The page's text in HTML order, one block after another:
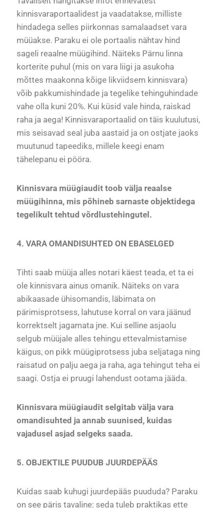
kinnisvaraportaalidest ja vaadatakse, milliste
hindadega selles piirkonnas samalaadset vara
müüakse. Paraku ei ole portaalis nähtav hind
sageli reaalne müügihind. Näiteks Pärnu linna
korterite puhul (mis on vara liigi ja asukoha
mõttes maakonna kõige likviidsem kinnisvara)
võib pakkumishindade ja tegelike tehinguhindade
vahe olla kuni 20%. Kui küsid vale hinda, raiskad
raha ja aega! Kinnisvaraportaalid on täis kuulutusi,
mis seisavad seal juba aastaid ja on ostjate jaoks
muutunud tapeediks, millele keegi enam
tähelepanu ei pööra.
Kinnisvara müügiaudit toob välja reaalse
müügihinna, mis põhineb sarnaste objektidega
tegelikult tehtud võrdlustehingutel.
4. VARA OMANDISUHTED ON EBASELGED
Tihti saab müüja alles notari käest teada, et ta ei
ole kinnisvara ainus omanik. Näiteks on vara
abikaasade ühisomandis, läbimata on
pärimisprotsess, lahutuse korral on vara jäänud
korrektselt jagamata jne. Kui selline asjaolu
selgub müüjale alles tehingu ettevalmistamise
käigus, on pikk müügiprotsess juba seljataga ning
raisatud on palju aega ja raha, aga tehingut teha ei
saagi. Ostja ei pruugi lahendust ootama jääda.
Kinnisvara müügiaudit selgitab välja vara
omandisuhted ja annab suunised, kuidas
vajadusel asjad selgeks saada.
5. OBJEKTILE PUUDUB JUURDEPÄÄS
Kuidas saab kuhugi juurdepääs puududa? Paraku
on see päris tavaline: seda tuleb praktikas ette